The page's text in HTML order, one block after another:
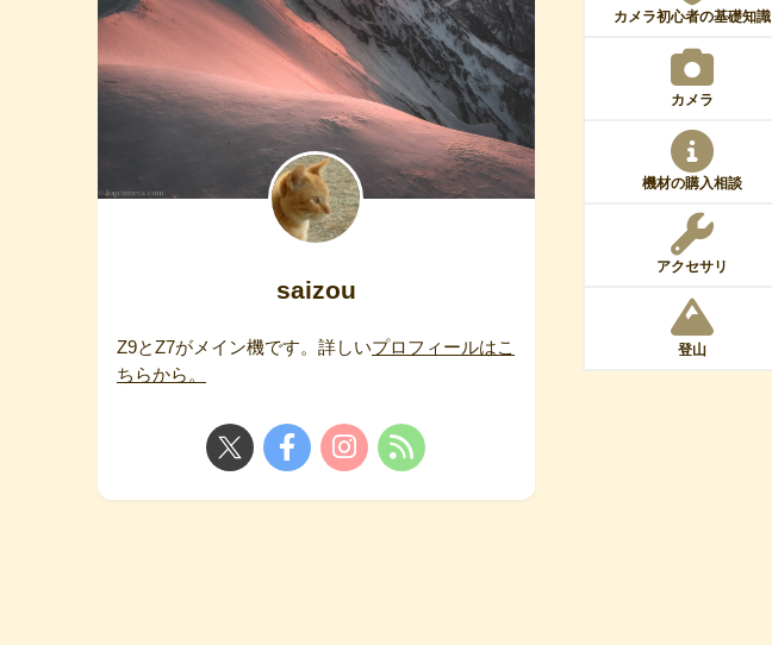
saizou
Z9とZ7がメイン機です。詳しいプロフィールはこ
ちらから。
カメラ初心者の基礎知識
カメラ
機材の購入相談
アクセサリ
登山